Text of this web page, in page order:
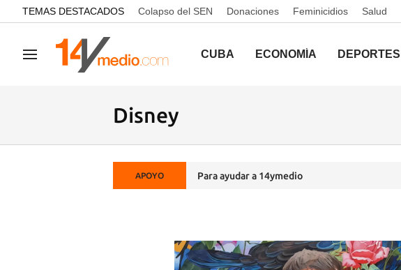
common.go-to-content
TEMAS DESTACADOS Colapso del SEN Donaciones Feminicidios Salud
Navegación CUBA ECONOMÍA DEPORTES
Disney
APOYO Para ayudar a 14ymedio